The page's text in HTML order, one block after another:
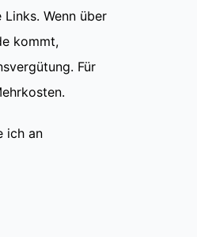
Wenn über
kommt,
Für
ich an